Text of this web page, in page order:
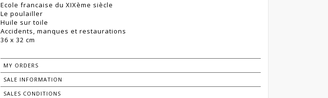
Ecole francaise du XIXème siècle
Le poulailler
Huile sur toile
Accidents, manques et restaurations
36 x 32 cm
MY ORDERS
SALE INFORMATION
SALES CONDITIONS